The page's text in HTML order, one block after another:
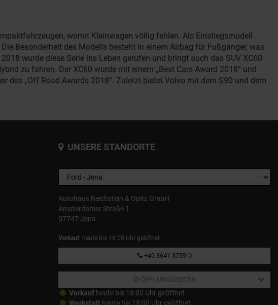
womit Kleinwagen völlig fehlen. Als Einstiegsmodell
Besonderheit des Modells besteht in einem Airbag für Fußgänger, was
wurde diese Serie ins Leben gerufen und bringt auch das SUV XC60
zu fahren. Der XC60 wurde mit einem „Best Cars Award 2018“ und
des „Off Road Awards 2018“. Zuletzt bietet Volvo mit dem S90 und dem
UNSERE STANDORTE
Autohaus Reichstein & Opitz GmbH
Amsterdamer Straße 1
07747 Jena
Verkauf: heute bis 18:00 Uhr geöffnet
+49 3641 3759-0
ÖFFNUNGSZEITEN
Verkauf heute bis 18:00 Uhr geöffnet
Werkstatt heute bis 18:00 Uhr geöffnet